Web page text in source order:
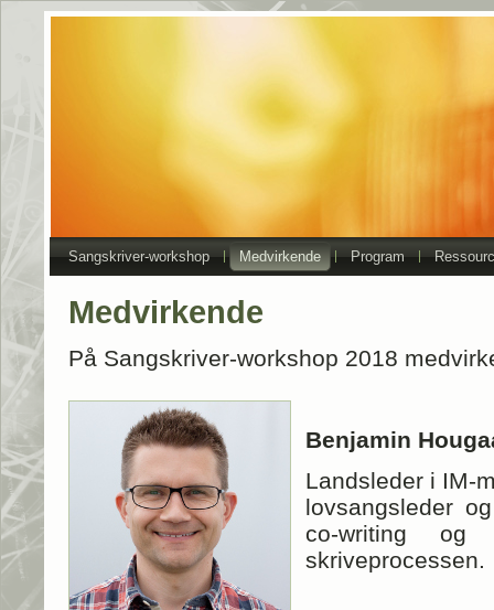
Sangskriver-workshop Medvirkende Program
Medvirkende
På Sangskriver-workshop 2018
Benjamin
Landsleder i IM-
lovsangsleder
co-writing
skriveprocessen.